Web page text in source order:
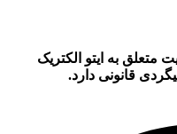
به ایتو الکتریک
قانونی دارد.